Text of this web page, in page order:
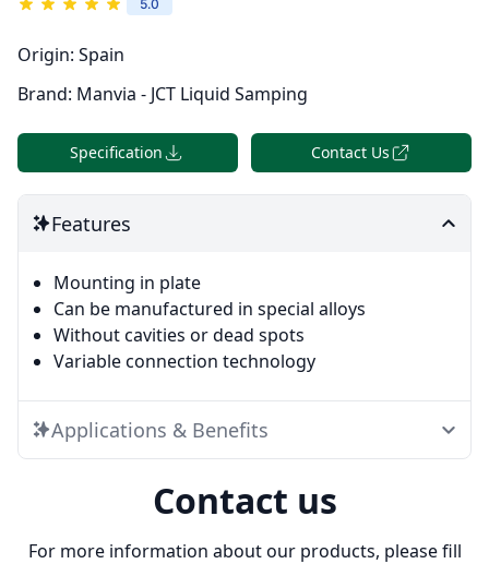
5.0
Origin: Spain
Brand: Manvia - JCT Liquid Samping
Specification Contact Us
Features
Mounting in plate
Can be manufactured in special alloys
Without cavities or dead spots
Variable connection technology
Applications & Benefits
Contact us
For more information about our products, please fill